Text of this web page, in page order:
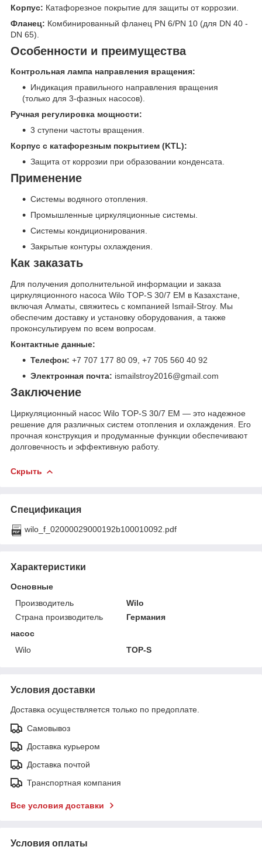
Корпус: Катафорезное покрытие для защиты от коррозии.
Фланец: Комбинированный фланец PN 6/PN 10 (для DN 40 -
DN 65).
Особенности и преимущества
Контрольная лампа направления вращения:
Индикация правильного направления вращения
(только для 3-фазных насосов).
Ручная регулировка мощности:
3 ступени частоты вращения.
Корпус с катафорезным покрытием (KTL):
Защита от коррозии при образовании конденсата.
Применение
Системы водяного отопления.
Промышленные циркуляционные системы.
Системы кондиционирования.
Закрытые контуры охлаждения.
Как заказать
Для получения дополнительной информации и заказа
циркуляционного насоса Wilo TOP-S 30/7 EM в Казахстане,
включая Алматы, свяжитесь с компанией Ismail-Stroy. Мы
обеспечим доставку и установку оборудования, а также
проконсультируем по всем вопросам.
Контактные данные:
Телефон: +7 707 177 80 09, +7 705 560 40 92
Электронная почта: ismailstroy2016@gmail.com
Заключение
Циркуляционный насос Wilo TOP-S 30/7 EM — это надежное
решение для различных систем отопления и охлаждения. Его
прочная конструкция и продуманные функции обеспечивают
долговечность и эффективную работу.
Скрыть
Спецификация
wilo_f_02000029000192b100010092.pdf
Характеристики
Основные
Производитель
Wilo
Страна производитель
Германия
насос
Wilo
TOP-S
Условия доставки
Доставка осуществляется только по предоплате.
Самовывоз
Доставка курьером
Доставка почтой
Транспортная компания
Все условия доставки
Условия оплаты